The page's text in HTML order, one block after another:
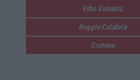
Vibo Valentia
Reggio Calabria
Crotone